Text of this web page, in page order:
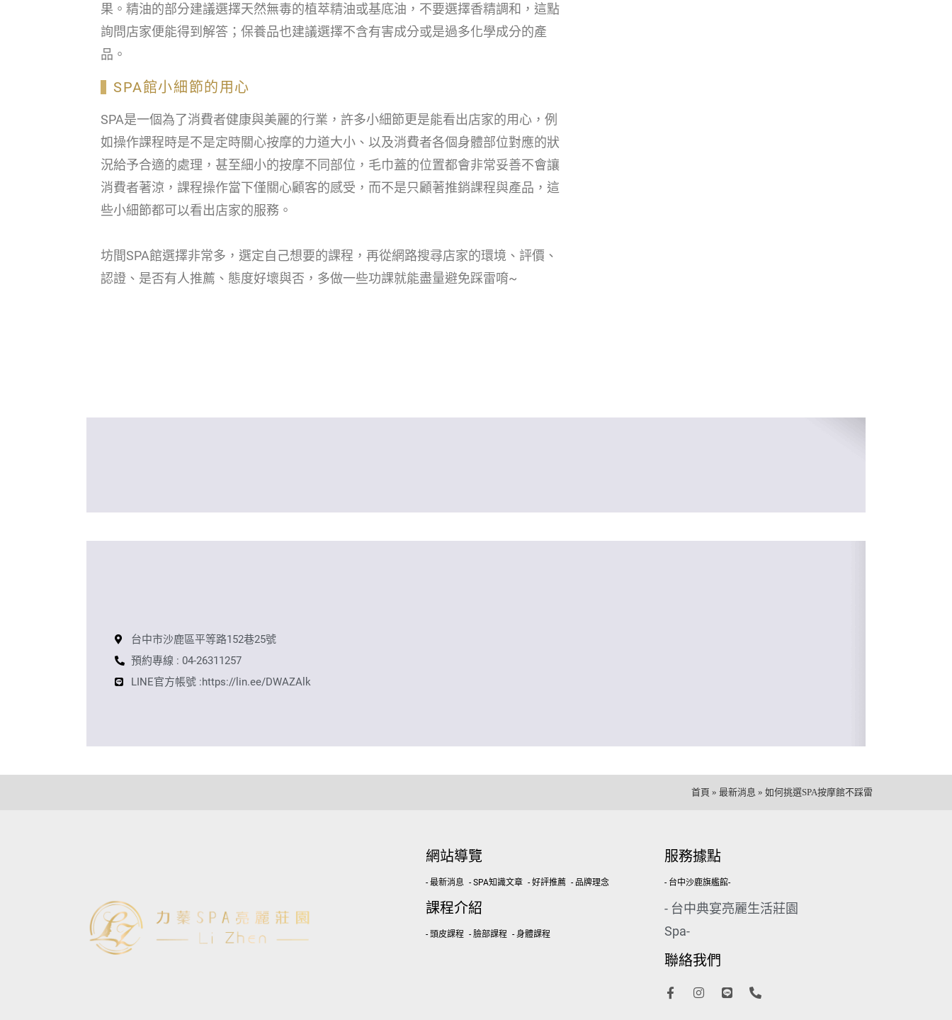
果。精油的部分建議選擇天然無毒的植萃精油或基底油，不要選擇香精調和，這點
詢問店家便能得到解答；保養品也建議選擇不含有害成分或是過多化學成分的產
品。
SPA館小細節的用心
SPA是一個為了消費者健康與美麗的行業，許多小細節更是能看出店家的用心，例
如操作課程時是不是定時關心按摩的力道大小、以及消費者各個身體部位對應的狀
況給予合適的處理，甚至細小的按摩不同部位，毛巾蓋的位置都會非常妥善不會讓
消費者著涼，課程操作當下僅關心顧客的感受，而不是只顧著推銷課程與產品，這
些小細節都可以看出店家的服務。
坊間SPA館選擇非常多，選定自己想要的課程，再從網路搜尋店家的環境、評價、
認證、是否有人推薦、態度好壞與否，多做一些功課就能盡量避免踩雷唷~
台中市沙鹿區平等路152巷25號
預約專線 : 04-26311257
LINE官方帳號 :https://lin.ee/DWAZAlk
首頁 » 最新消息 » 如何挑選SPA按摩館不踩雷
網站導覽
- 最新消息 - SPA知識文章 - 好評推薦 - 品牌理念
課程介紹
- 頭皮課程 - 臉部課程 - 身體課程
服務據點
- 台中沙鹿旗艦館-
- 台中典宴亮麗生活莊園
Spa-
聯絡我們